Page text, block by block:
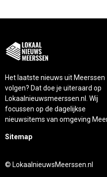
Het laatste nieuws uit Meerssen
volgen? Dat doe je uiteraard op
Lokaalnieuwsmeerssen.nl. Wij
focussen op de dagelijkse
nieuwsitems van omgeving
Sitemap
© LokaalnieuwsMeerssen.nl